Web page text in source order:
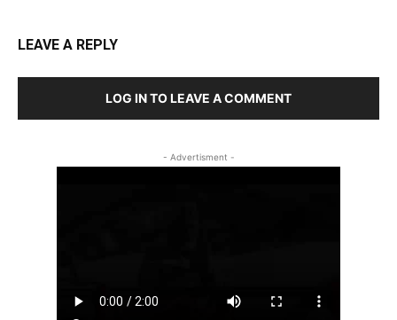
LEAVE A REPLY
LOG IN TO LEAVE A COMMENT
- Advertisment -